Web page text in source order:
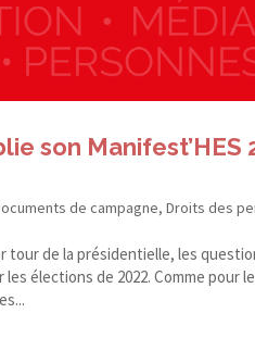
son
de campagne,Droits des
tour de la présidentielle, les
les élections de 2022. Comme pour